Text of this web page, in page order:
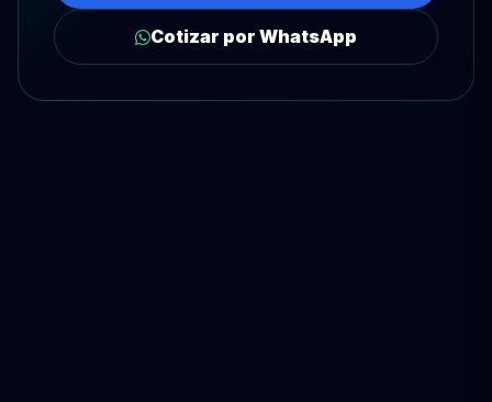
Cotizar por WhatsApp